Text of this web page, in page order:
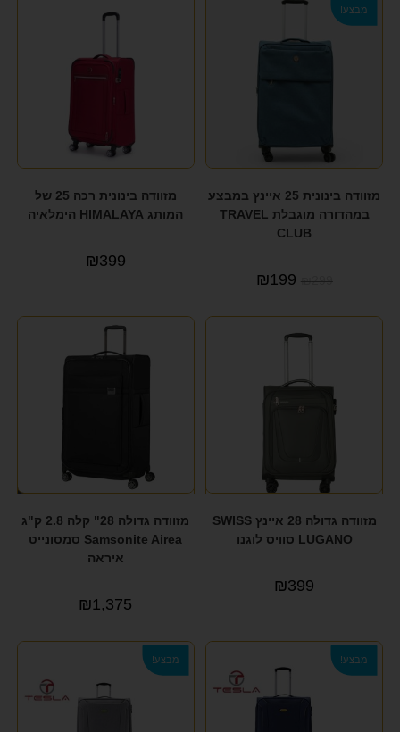
מבצע!
מזוודה בינונית 25 איינץ במבצע
במהדורה מוגבלת TRAVEL
CLUB
₪299
₪199
מזוודה בינונית רכה 25 של
המותג HIMALAYA הימלאיה
₪399
מזוודה גדולה 28 איינץ SWISS
LUGANO סוויס לוגנו
₪399
מזוודה גדולה 28" קלה 2.8 ק"ג
Samsonite Airea סמסונייט
איראה
₪1,375
מבצע! מבצע!